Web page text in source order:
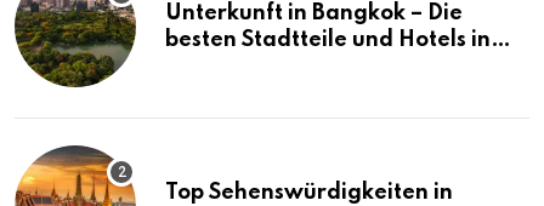
Unterkunft in Bangkok – Die
besten Stadtteile und Hotels in
Top Sehenswürdigkeiten in